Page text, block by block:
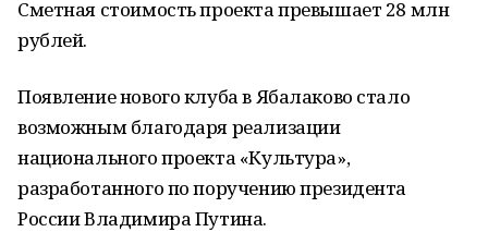
Сметная стоимость проекта превышает 28 млн
рублей.
Появление нового клуба в Ябалаково стало
возможным благодаря реализации
национального проекта «Культура»,
разработанного по поручению президента
России Владимира Путина.